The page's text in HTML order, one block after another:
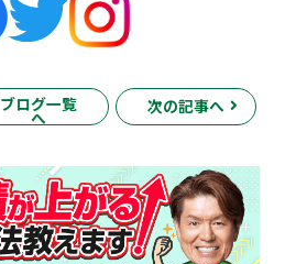
ブログ一覧
へ
次の記事へ